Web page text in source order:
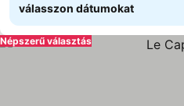
válasszon dátumokat
Népszerű választás